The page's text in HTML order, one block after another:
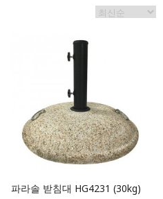
파라솔 받침대 HG4231 (30kg)